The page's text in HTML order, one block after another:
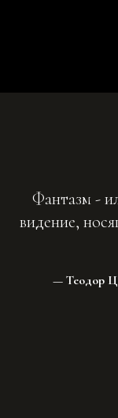
Фантазм -
видение,
— Теодор